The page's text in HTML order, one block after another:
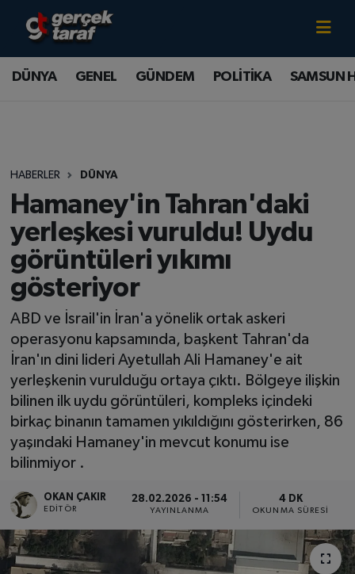
DÜNYA GENEL GÜNDEM POLİTİKA SAMSUN
HABERLER DÜNYA
Hamaney'in Tahran'daki
yerleşkesi vuruldu! Uydu
görüntüleri yıkımı
gösteriyor
ABD ve İsrail'in İran'a yönelik ortak askeri
operasyonu kapsamında, başkent Tahran'da
İran'ın dini lideri Ayetullah Ali Hamaney'e ait
yerleşkenin vurulduğu ortaya çıktı. Bölgeye ilişkin
bilinen ilk uydu görüntüleri, kompleks içindeki
birkaç binanın tamamen yıkıldığını gösterirken, 86
yaşındaki Hamaney'in mevcut konumu ise
bilinmiyor .
OKAN ÇAKIR
EDITÖR
28.02.2026 - 11:54
YAYINLANMA
4 DK
OKUNMA SÜRESI
Canlı TV İzle
DÜNYA
POLİTİKA
SAMSUN HABER
SAMSUNSPOR
TEKNOLOJİ
SPOR
EKONOMİ
TEKNOLOJİ
YAŞAM
YEMEK
Samsun Nöbetçi Eczaneler
Samsun Trafik Yoğunluk Haritası
Süper Lig Puan Durumu ve Fikstür
Tüm Manşetler
Son Dakika Haberleri
Haber Arşivi